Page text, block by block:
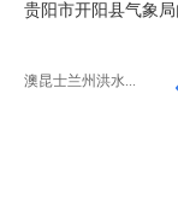
贵阳市开阳县气象
澳昆士兰州洪水...